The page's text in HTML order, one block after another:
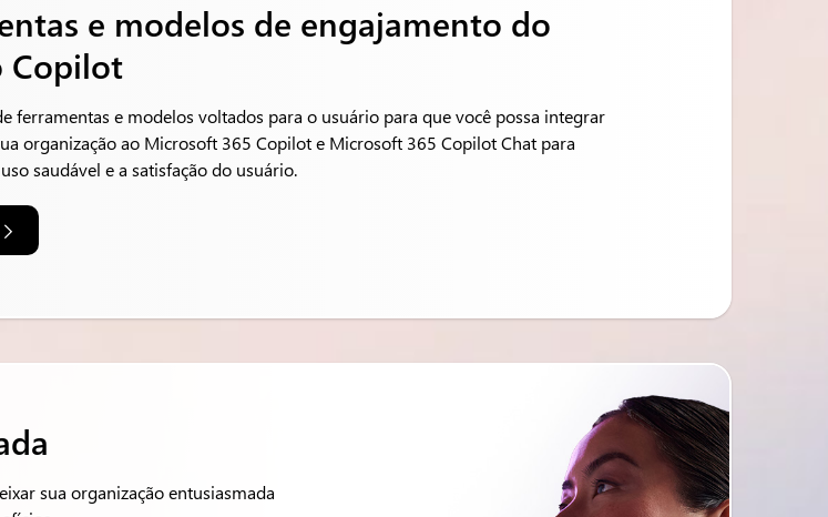
e modelos de engajamento do
Copilot
ferramentas e modelos voltados para o usuário para que você possa integrar
organização ao Microsoft 365 Copilot e Microsoft 365 Copilot Chat para
saudável e a satisfação do usuário.
sua organização entusiasmada